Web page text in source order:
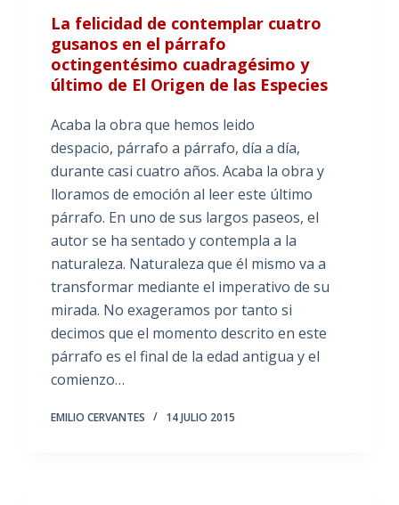
La felicidad de contemplar cuatro
gusanos en el párrafo
octingentésimo cuadragésimo y
último de El Origen de las Especies
Acaba la obra que hemos leido
despacio, párrafo a párrafo, día a día,
durante casi cuatro años. Acaba la obra y
lloramos de emoción al leer este último
párrafo. En uno de sus largos paseos, el
autor se ha sentado y contempla a la
naturaleza. Naturaleza que él mismo va a
transformar mediante el imperativo de su
mirada. No exageramos por tanto si
decimos que el momento descrito en este
párrafo es el final de la edad antigua y el
comienzo…
EMILIO CERVANTES 14 JULIO 2015